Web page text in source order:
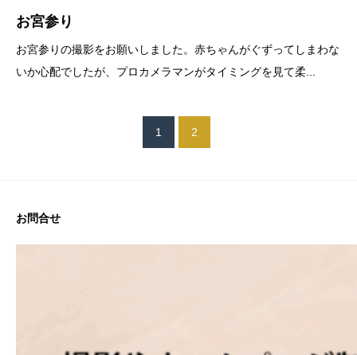
お宮参り
お宮参りの撮影をお願いしました。赤ちゃんがぐずってしまわな
いか心配でしたが、プロカメラマンがタイミングを見て柔...
1 2
お問合せ